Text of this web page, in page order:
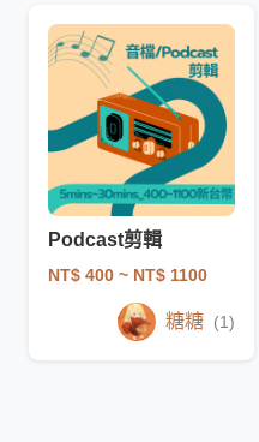
Podcast剪輯
NT$ 400 ~ NT$ 1100
糖糖 (1)